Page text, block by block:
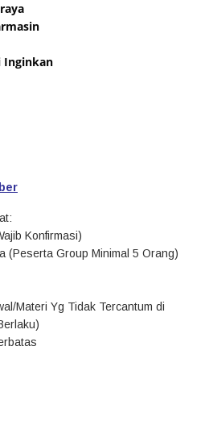
Inginkan
Konfirmasi)
(Peserta Group Minimal 5 Orang)
Materi Yg Tidak Tercantum di